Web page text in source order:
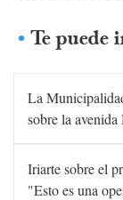
Te puede
La
sobre la
Iriarte sobre el
"Esto es una